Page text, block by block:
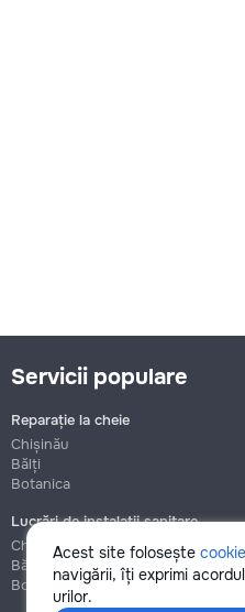
Acest site folosește
navigării, îți exprimi
urilor.
Servicii populare
Reparație la cheie
Chișinău
Bălți
Botanica
Lucrări de instalații sanitare
Chișinău
Bălți
Botanica